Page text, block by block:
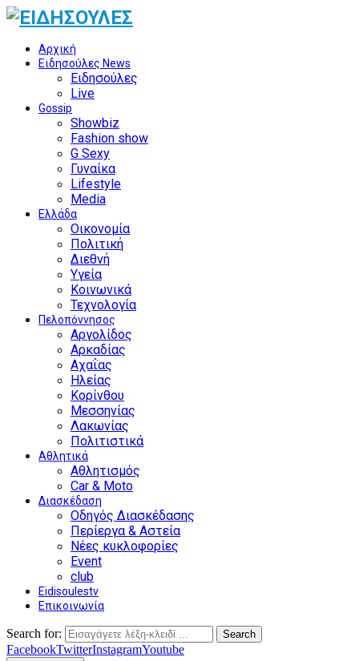
Αρχική
Ειδησούλες News
Ειδησούλες
Live
Gossip
Showbiz
Fashion show
G Sexy
Γυναίκα
Lifestyle
Media
Ελλάδα
Οικονομία
Πολιτική
Διεθνή
Υγεία
Κοινωνικά
Τεχνολογία
Πελοπόννησος
Αργολίδος
Αρκαδίας
Αχαΐας
Ηλείας
Κορίνθου
Μεσσηνίας
Λακωνίας
Πολιτιστικά
Αθλητικά
Αθλητισμός
Car & Moto
Διασκέδαση
Οδηγός Διασκέδασης
Περίεργα & Αστεία
Νέες κυκλοφορίες
Event
club
Eidisoulestv
Επικοινωνία
Search for: Search
FacebookTwitterInstagramYoutube